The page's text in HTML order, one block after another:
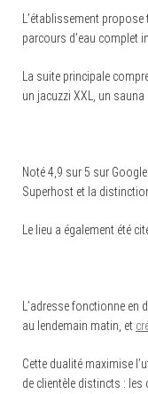
L’établissement
parcours d’eau complet
La suite principale
un jacuzzi XXL, un
Noté 4,9 sur 5 sur
Superhost et la
Le lieu a également été
L’adresse fonctionne en
au lendemain matin, et
Cette dualité maximise
de clientèle distincts : les